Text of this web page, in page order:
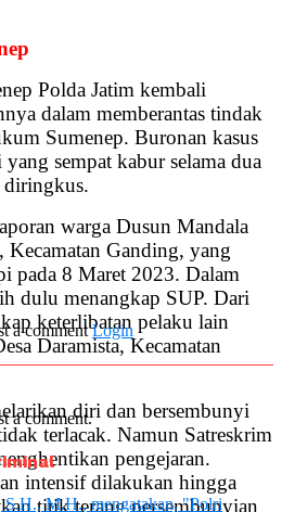
Polda Jatim kembali
dalam memberantas tindak
Sumenep. Buronan kasus
sempat kabur selama dua
diringkus.
warga Dusun Mandala
Kecamatan Ganding, yang
pada 8 Maret 2023. Dalam
dulu menangkap SUP. Dari
keterlibatan pelaku lain
Daramista, Kecamatan
diri dan bersembunyi
terlacak. Namun Satreskrim
pengejaran.
intensif dilakukan hingga
titik terang persembunyian
a commentLogin
a comment.